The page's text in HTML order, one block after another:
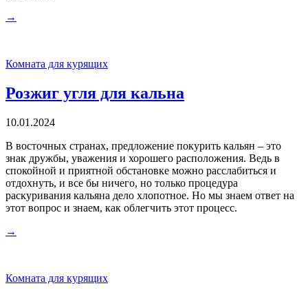
→
Комната для курящих
Розжиг угля для кальна
10.01.2024
В восточных странах, предложение покурить кальян – это
знак дружбы, уважения и хорошего расположения. Ведь в
спокойной и приятной обстановке можно расслабиться и
отдохнуть, и все бы ничего, но только процедура
раскуривания кальяна дело хлопотное. Но мы знаем ответ на
этот вопрос и знаем, как облегчить этот процесс.
→
Комната для курящих